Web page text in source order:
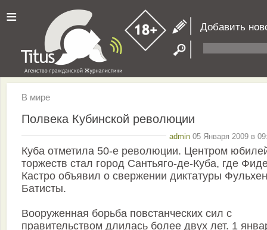
≡ Добавить
В мире
Полвека Кубинской революции
admin 05 Января 2009 в
Куба отметила 50-е революции. Центром
торжеств стал город Сантьяго-де-Куба, где
Кастро объявил о свержении диктатуры
Батисты.
Вооруженная борьба повстанческих сил с
правительством длилась более двух лет. 1